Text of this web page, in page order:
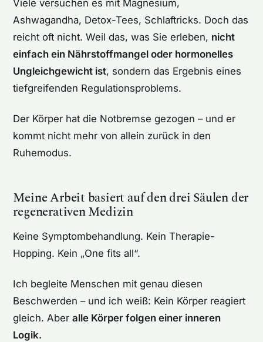
Viele versuchen es mit Magnesium,
Ashwagandha, Detox-Tees, Schlaftricks. Doch das
reicht oft nicht. Weil das, was Sie erleben, nicht
einfach ein Nährstoffmangel oder hormonelles
Ungleichgewicht ist, sondern das Ergebnis eines
tiefgreifenden Regulationsproblems.
Der Körper hat die Notbremse gezogen – und er
kommt nicht mehr von allein zurück in den
Ruhemodus.
Meine Arbeit basiert auf den drei Säulen der
regenerativen Medizin
Keine Symptombehandlung. Kein Therapie-
Hopping. Kein „One fits all“.
Ich begleite Menschen mit genau diesen
Beschwerden – und ich weiß: Kein Körper reagiert
gleich. Aberalle Körper folgen einer inneren
Logik.